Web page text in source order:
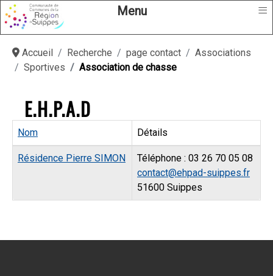
Menu ≡
Accueil Recherche page contact
Associations
Sportives
Association de chasse
E.H.P.A.D
Contacts,
Nom Détails
Résidence Pierre SIMON
Téléphone : 03 26 70 05 08
contact@ehpad-suippes.fr
51600 Suippes